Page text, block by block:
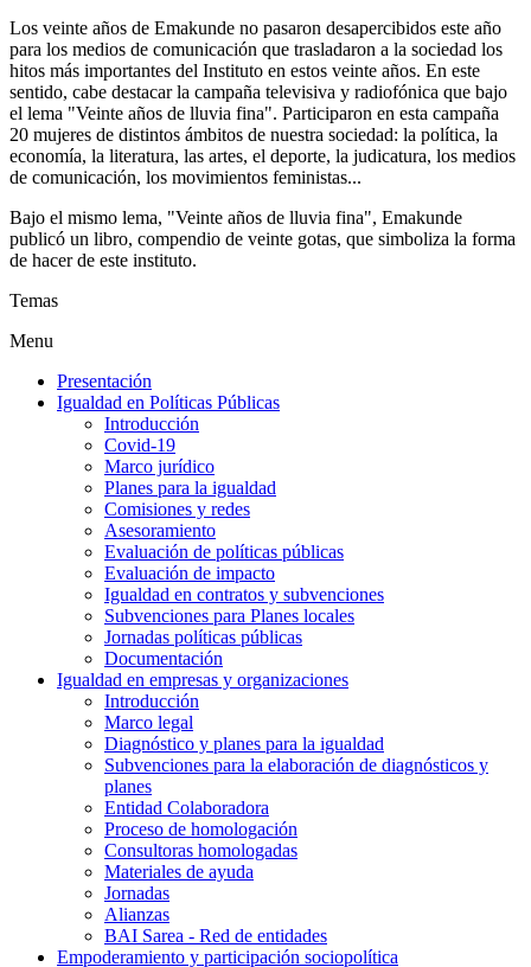
Los veinte años de Emakunde no pasaron desapercibidos este año
para los medios de comunicación que trasladaron a la sociedad los
hitos más importantes del Instituto en estos veinte años. En este
sentido, cabe destacar la campaña televisiva y radiofónica que bajo
el lema "Veinte años de lluvia fina". Participaron en esta campaña
20 mujeres de distintos ámbitos de nuestra sociedad: la política, la
economía, la literatura, las artes, el deporte, la judicatura, los medios
de comunicación, los movimientos feministas...
Bajo el mismo lema, "Veinte años de lluvia fina", Emakunde
publicó un libro, compendio de veinte gotas, que simboliza la forma
de hacer de este instituto.
Temas
Menu
Presentación
Igualdad en Políticas Públicas
Introducción
Covid-19
Marco jurídico
Planes para la igualdad
Comisiones y redes
Asesoramiento
Evaluación de políticas públicas
Evaluación de impacto
Igualdad en contratos y subvenciones
Subvenciones para Planes locales
Jornadas políticas públicas
Documentación
Igualdad en empresas y organizaciones
Introducción
Marco legal
Diagnóstico y planes para la igualdad
Subvenciones para la elaboración de diagnósticos y
planes
Entidad Colaboradora
Proceso de homologación
Consultoras homologadas
Materiales de ayuda
Jornadas
Alianzas
BAI Sarea - Red de entidades
Empoderamiento y participación sociopolítica